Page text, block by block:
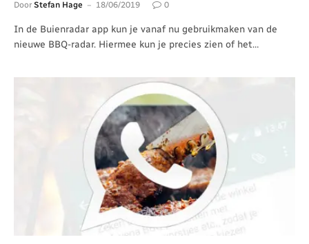
Door Stefan Hage 18/06/2019 0
In de Buienradar app kun je vanaf nu gebruikmaken van de
nieuwe BBQ-radar. Hiermee kun je precies zien of het…